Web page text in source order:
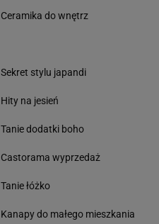
Ceramika do wnętrz
Sekret stylu japandi
Hity na jesień
Tanie dodatki boho
Castorama wyprzedaż
Tanie łóżko
Kanapy do małego mieszkania